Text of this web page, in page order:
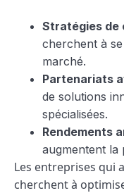
Stratégies de
cherchent à
marché.
Partenariats
de solutions
spécialisées.
Rendements
augmentent la
Les entreprises qui
cherchent à